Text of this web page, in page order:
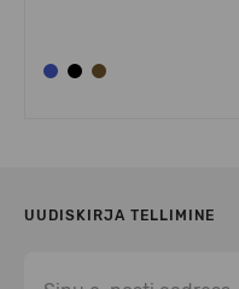
UUDISKIRJA TELLIMINE